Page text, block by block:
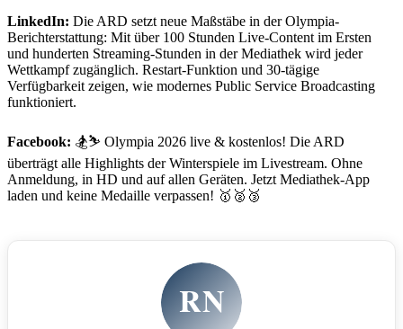
LinkedIn: Die ARD setzt neue Maßstäbe in der Olympia-
Berichterstattung: Mit über 100 Stunden Live-Content im Ersten
und hunderten Streaming-Stunden in der Mediathek wird jeder
Wettkampf zugänglich. Restart-Funktion und 30-tägige
Verfügbarkeit zeigen, wie modernes Public Service Broadcasting
funktioniert.
Facebook: 🏂⛷️ Olympia 2026 live & kostenlos! Die ARD
überträgt alle Highlights der Winterspiele im Livestream. Ohne
Anmeldung, in HD und auf allen Geräten. Jetzt Mediathek-App
laden und keine Medaille verpassen! 🥇🥈🥉
RN